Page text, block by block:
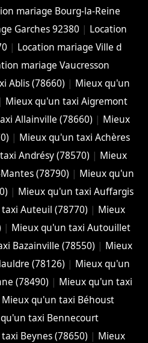
mariage Bourg-la-Reine
Garches 92380 | Location
| Location mariage Ville d
mariage Vaucresson
Ablis (78660) | Mieux qu'un
| Mieux qu'un taxi Aigremont
Allainville (78660) | Mieux
| Mieux qu'un taxi Achères
Andrésy (78570) | Mieux
(78790) | Mieux qu'un
| Mieux qu'un taxi Auffargis
Auteuil (78770) | Mieux
| Mieux qu'un taxi Autouillet
Bazainville (78550) | Mieux
(78126) | Mieux qu'un
(78490) | Mieux qu'un taxi
Mieux qu'un taxi Béhoust
taxi Bennecourt
Beynes (78650) | Mieux